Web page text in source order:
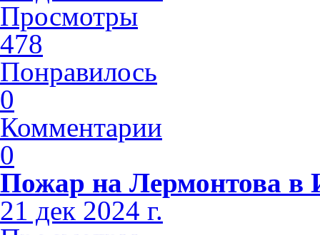
Просмотры
478
Понравилось
0
Комментарии
0
Пожар на Лермонтова в
21 дек 2024 г.